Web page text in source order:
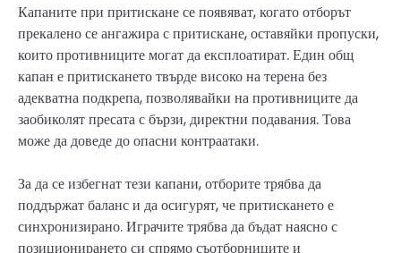
Капаните при притискане се появяват, когато отборът
прекалено се ангажира с притискане, оставяйки пропуски,
които противниците могат да експлоатират. Един общ
капан е притискането твърде високо на терена без
адекватна подкрепа, позволявайки на противниците да
заобиколят пресата с бързи, директни подавания. Това
може да доведе до опасни контраатаки.
За да се избегнат тези капани, отборите трябва да
поддържат баланс и да осигурят, че притискането е
синхронизирано. Играчите трябва да бъдат наясно с
позиционирането си спрямо съотборниците и